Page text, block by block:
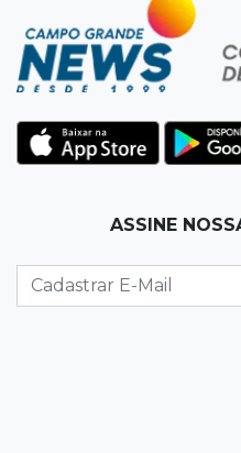
que prefeito agride
11:31 Paradeiro incerto
antes de bebê
Juiz manda soltar
ASSINE